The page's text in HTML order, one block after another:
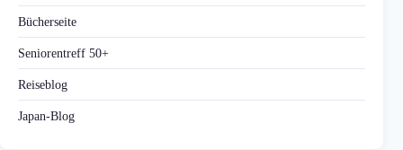
Bücherseite
Seniorentreff 50+
Reiseblog
Japan-Blog